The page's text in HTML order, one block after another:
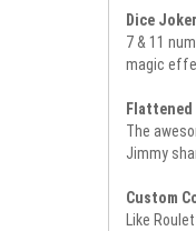
Dice
7 & 11
magic
Flattened
The
Jimmy
Custom
Like